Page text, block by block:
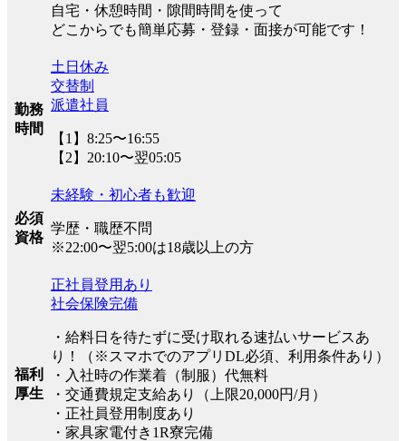
自宅・休憩時間・隙間時間を使って
どこからでも簡単応募・登録・面接が可能です！
勤務
時間
土日休み
交替制
派遣社員
【1】8:25〜16:55
【2】20:10〜翌05:05
必須
資格
未経験・初心者も歓迎
学歴・職歴不問
※22:00〜翌5:00は18歳以上の方
福利
厚生
正社員登用あり
社会保険完備
・給料日を待たずに受け取れる速払いサービスあ
り！（※スマホでのアプリDL必須、利用条件あり）
・入社時の作業着（制服）代無料
・交通費規定支給あり（上限20,000円/月）
・正社員登用制度あり
・家具家電付き1R寮完備